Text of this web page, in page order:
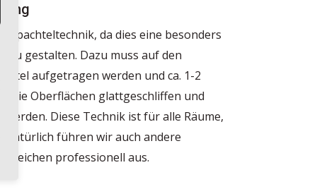
da dies eine besonders
zu gestalten. Dazu muss auf den
aufgetragen werden und ca. 1-2
die Oberflächen glattgeschliffen und
Diese Technik ist für alle Räume,
Natürlich führen wir auch andere
professionell aus.